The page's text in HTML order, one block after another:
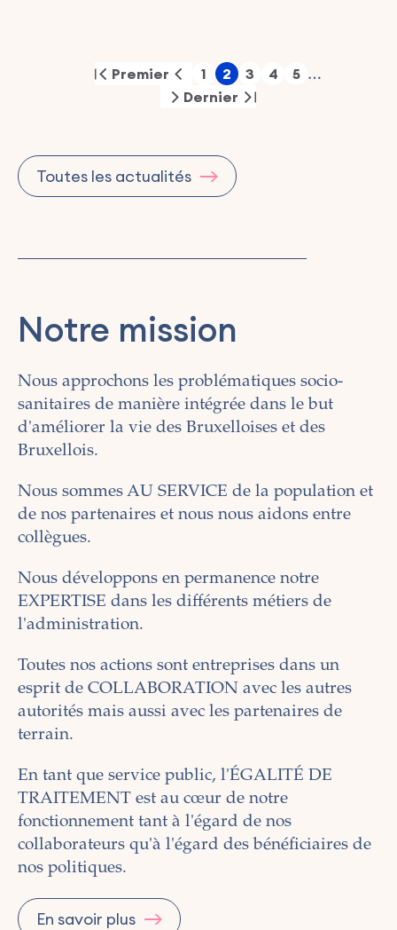
Pagination
First
Premier
Previous
page
Page
1 Page
2 Page
3 Page
4 Page
5 …
Next
Last
Dernier
Toutes les actualités
Notre mission
Nous approchons les problématiques socio-
sanitaires de manière intégrée dans le but
d'améliorer la vie des Bruxelloises et des
Bruxellois.
Nous sommes AU SERVICE de la population et
de nos partenaires et nous nous aidons entre
collègues.
Nous développons en permanence notre
EXPERTISE dans les différents métiers de
l'administration.
Toutes nos actions sont entreprises dans un
esprit de COLLABORATION avec les autres
autorités mais aussi avec les partenaires de
terrain.
En tant que service public, l'ÉGALITÉ DE
TRAITEMENT est au cœur de notre
fonctionnement tant à l'égard de nos
collaborateurs qu'à l'égard des bénéficiaires de
nos politiques.
En savoir plus